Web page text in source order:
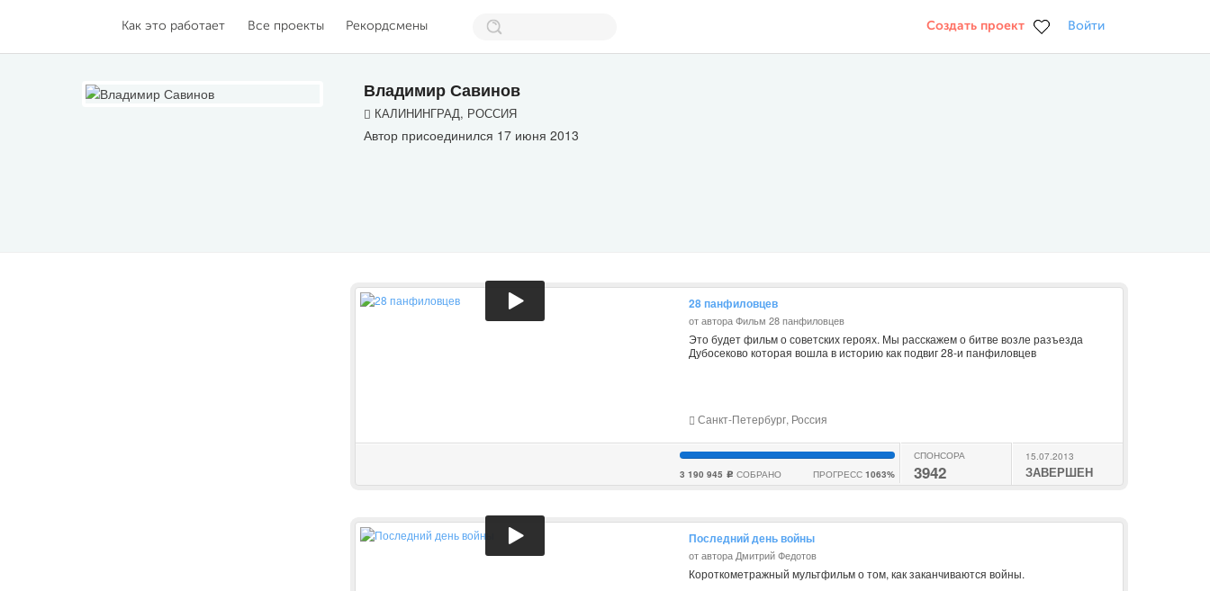
Как это работает Все проекты Рекордсмены Создать проект Войти
Владимир Савинов
КАЛИНИНГРАД, РОССИЯ
Автор присоединился 17 июня 2013
28 панфиловцев
от автора Фильм 28 панфиловцев
Это будет фильм о советских героях. Мы расскажем о битве возле разъезда
Дубосеково которая вошла в историю как подвиг 28-и панфиловцев
Санкт-Петербург, Россия
3 190 945 c СОБРАНО ПРОГРЕСС 1063%
СПОНСОРА
3942
15.07.2013
ЗАВЕРШЕН
Последний день войны
от автора Дмитрий Федотов
Короткометражный мультфильм о том, как заканчиваются войны.